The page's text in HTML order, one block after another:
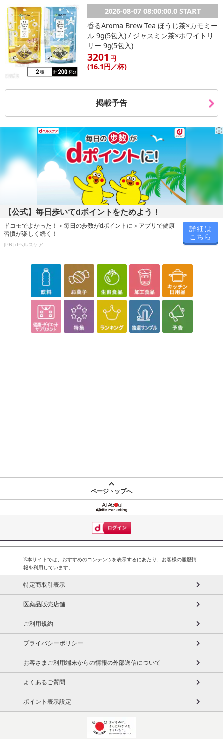
だいた後のご感想をいただくことを目的としており、転売等は固く
禁じます。
転売等、目的以外での利用が確認された場合は、サービス利用を停
止させていただきます。
【配送伝票番号について】
※こちらの商品については商品の発送完了後、
配送伝票番号がマイページに表示されない場合もございます。予
発送日カレンダー
休業日
その他共通および商品カテゴリー別注意事項（※必ずご確認くだ
こちらの情報は2026-07-24 15:27:41.0 での情報となります。
2026-08-07 08:00:00.0 START
香るAroma Brew Tea ほうじ茶×カモミー
ル 9g(5包入) / ジャスミン茶×ホワイトリ
リー 9g(5包入)
3201 円
(16.1円／杯)
掲載予告
【公式】毎日歩いてdポイントをためよう！
ドコモでよかった！＜毎日の歩数がdポイントに＞アプリで健康
習慣が楽しく続く！
[PR] dヘルスケア
詳細は
こちら
ページトップへ
※本サイトでは、おすすめのコンテンツを表示するにあたり、お客様の履歴情
報を利用しています。
特定商取引表示
医薬品販売店舗
ご利用規約
プライバシーポリシー
お客さまご利用端末からの情報の外部送信について
よくあるご質問
ポイント表示設定